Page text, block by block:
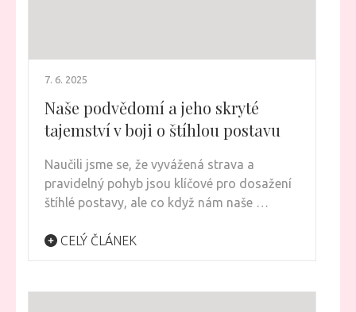
7. 6. 2025
Naše podvědomí a jeho skryté
tajemství v boji o štíhlou postavu
Naučili jsme se, že vyvážená strava a
pravidelný pohyb jsou klíčové pro dosažení
štíhlé postavy, ale co když nám naše …
CELÝ ČLÁNEK